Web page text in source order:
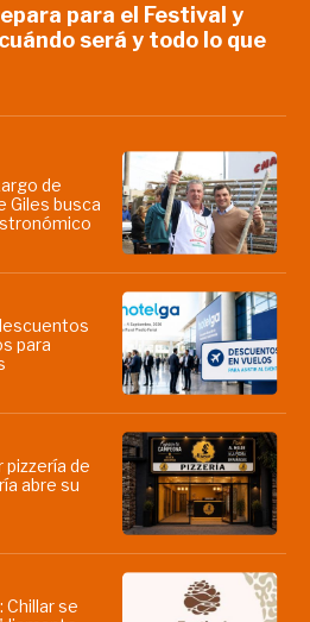
para el Festival y
será y todo lo que
de
Giles busca
para
pizzería de
abre su
Chillar se